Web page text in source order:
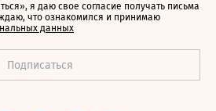
я даю свое согласие получать письма
что ознакомился и принимаю
данных